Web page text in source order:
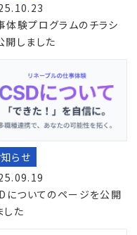
体験プログラムのチラシ
開しました
らせ
についてのページを公開
した